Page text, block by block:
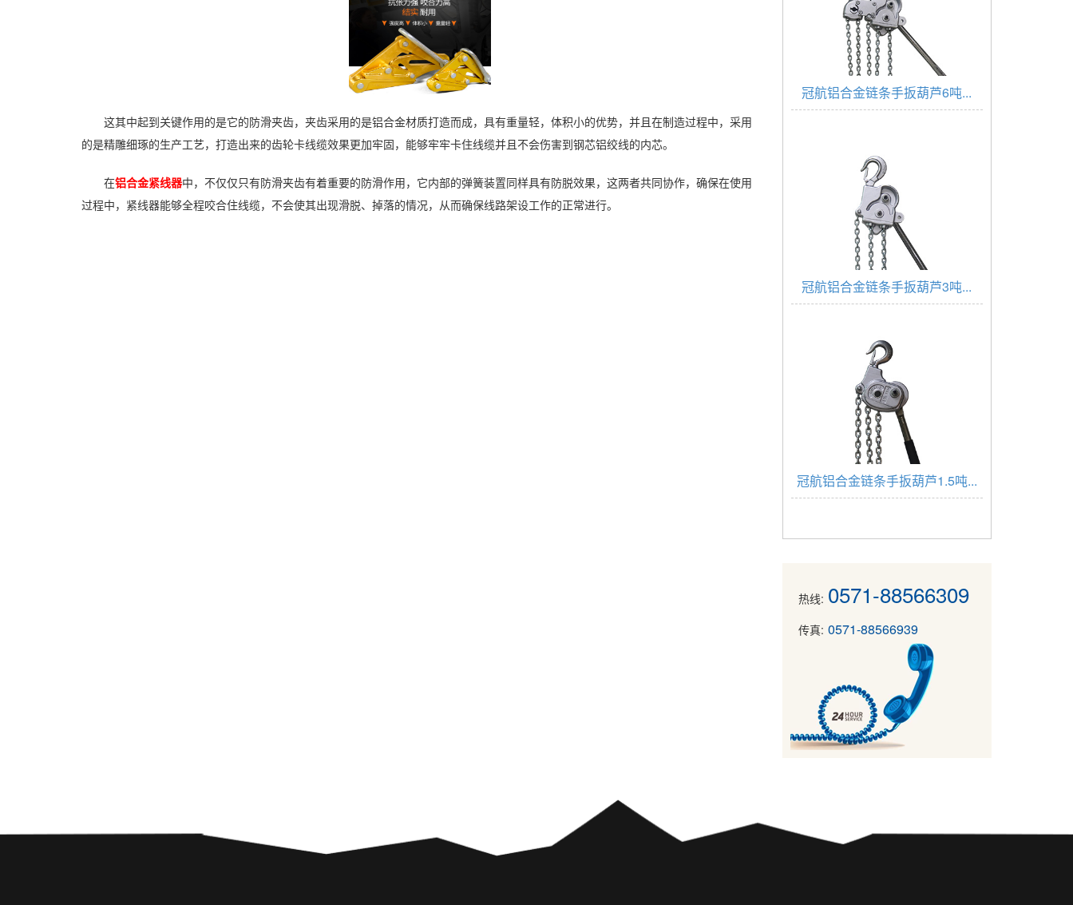
这其中起到关键作用的是它的防滑夹齿，夹齿采用的是铝合金材质打造而成，具有重量轻，体积小的优势，并且在制造过程中，采用
的是精雕细琢的生产工艺，打造出来的齿轮卡线缆效果更加牢固，能够牢牢卡住线缆并且不会伤害到钢芯铝绞线的内芯。
在铝合金紧线器中，不仅仅只有防滑夹齿有着重要的防滑作用，它内部的弹簧装置同样具有防脱效果，这两者共同协作，确保在使用
过程中，紧线器能够全程咬合住线缆，不会使其出现滑脱、掉落的情况，从而确保线路架设工作的正常进行。
冠航铝合金链条手扳葫芦6吨...
冠航铝合金链条手扳葫芦3吨...
冠航铝合金链条手扳葫芦1.5吨...
热线: 0571-88566309
传真: 0571-88566939